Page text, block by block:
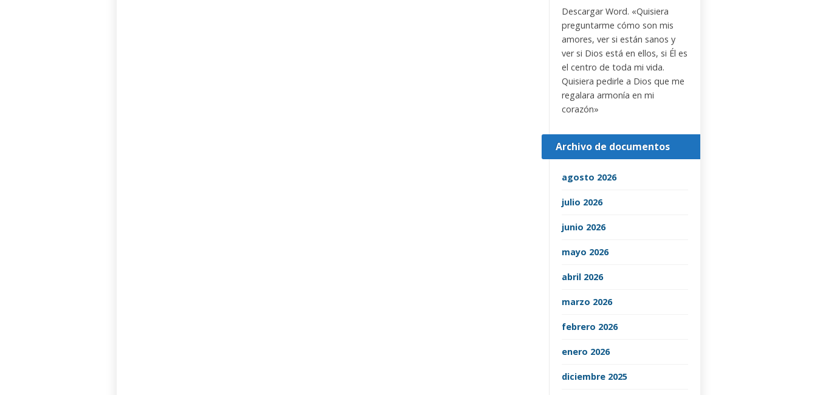
Descargar Word. «Quisiera
preguntarme cómo son mis
amores, ver si están sanos y
ver si Dios está en ellos, si Él es
el centro de toda mi vida.
Quisiera pedirle a Dios que me
regalara armonía en mi
corazón»
Archivo de documentos
agosto 2026
julio 2026
junio 2026
mayo 2026
abril 2026
marzo 2026
febrero 2026
enero 2026
diciembre 2025